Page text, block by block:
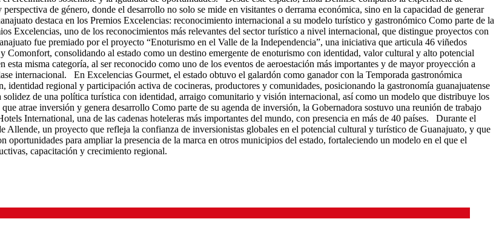
de género, donde el desarrollo no solo se mide en visitantes o derrama económica, sino en la capacidad de generar
destaca en los Premios Excelencias: reconocimiento internacional a su modelo turístico y gastronómico Como parte de la
Excelencias, uno de los reconocimientos más relevantes del sector turístico a nivel internacional, que distingue proyectos con
fue premiado por el proyecto “Enoturismo en el Valle de la Independencia”, una iniciativa que articula 46 viñedos
consolidando al estado como un destino emergente de enoturismo con identidad, valor cultural y alto potencial
misma categoría, al ser reconocido como uno de los eventos de aeroestación más importantes y de mayor proyección a
internacional. En Excelencias Gourmet, el estado obtuvo el galardón como ganador con la Temporada gastronómica
regional y participación activa de cocineras, productores y comunidades, posicionando la gastronomía guanajuatense
de una política turística con identidad, arraigo comunitario y visión internacional, así como un modelo que distribuye los
atrae inversión y genera desarrollo Como parte de su agenda de inversión, la Gobernadora sostuvo una reunión de trabajo
International, una de las cadenas hoteleras más importantes del mundo, con presencia en más de 40 países. Durante el
un proyecto que refleja la confianza de inversionistas globales en el potencial cultural y turístico de Guanajuato, y que
para ampliar la presencia de la marca en otros municipios del estado, fortaleciendo un modelo en el que el
capacitación y crecimiento regional.